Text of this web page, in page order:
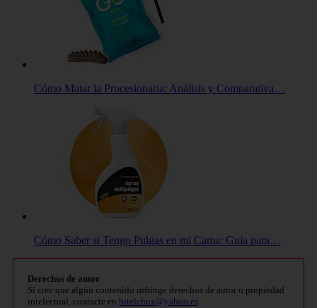
Cómo Matar la Procesionaria: Análisis y Comparativa…
Cómo Saber si Tengo Pulgas en mi Cama: Guía para…
Derechos de autor
Si cree que algún contenido infringe derechos de autor o propiedad
intelectual, contacte en bitelchux@yahoo.es.